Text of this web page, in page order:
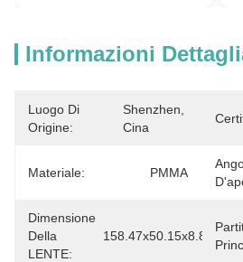
Informazioni
Luogo Di
Origine:
Shenzhen,
Cina
Materiale: PMMA
Dimensione
Della
LENTE:
158.47x50.15x8.83mm